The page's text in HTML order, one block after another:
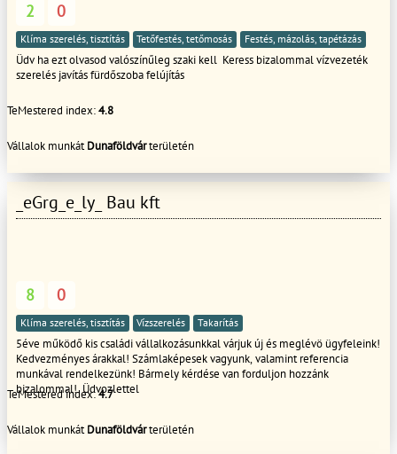
2 0
Klíma szerelés, tisztítás Tetőfestés, tetőmosás Festés, mázolás, tapétázás
Üdv ha ezt olvasod valószínűleg szaki kell Keress bizalommal vízvezeték
szerelés javítás fürdőszoba felújítás
TeMestered index:4.8
Vállalok munkátDunaföldvárterületén
_eGrg_e_ly_ Bau kft
8 0
Klíma szerelés, tisztítás Vízszerelés Takarítás
5éve működő kis családi vállalkozásunkkal várjuk új és meglévö ügyfeleink!
Kedvezményes árakkal! Számlaképesek vagyunk, valamint referencia
munkával rendelkezünk! Bármely kérdése van forduljon hozzánk
bizalommal! Üdvozlettel
TeMestered index:4.7
Vállalok munkátDunaföldvárterületén